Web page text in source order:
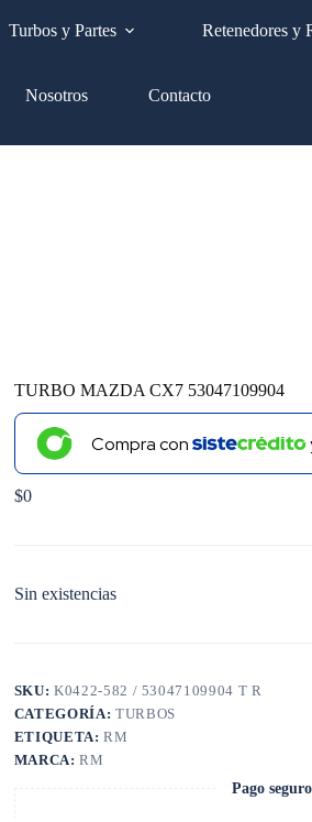
Nosotros Contacto
Turbos y Partes Retenedores y
TURBO MAZDA CX7 53047109904
Compra con
$0
Sin existencias
SKU:K0422-582 / 53047109904 T R
CATEGORÍA: TURBOS
ETIQUETA:RM
MARCA:RM
Pago